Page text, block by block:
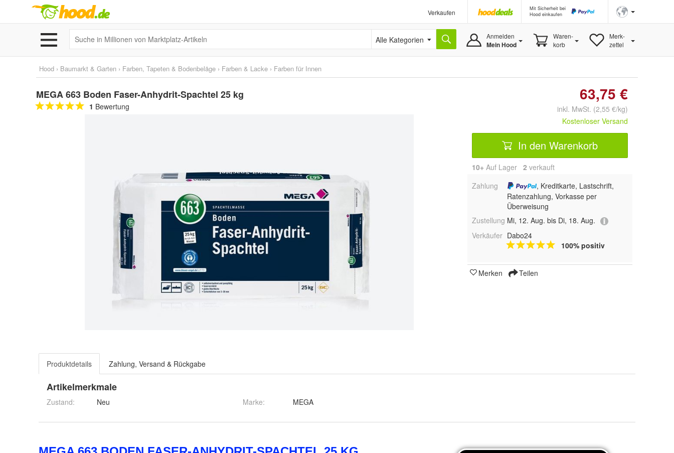
Verkaufen
Mit Sicherheit bei
Hood einkaufen
Alle Kategorien Anmelden
Mein Hood
Waren-
korb
Merk-
zettel
Hood › Baumarkt & Garten › Farben, Tapeten & Bodenbeläge › Farben & Lacke › Farben für Innen
MEGA 663 Boden Faser-Anhydrit-Spachtel 25 kg
1 Bewertung
63,75 €
inkl. MwSt. (2,55 €/kg)
Kostenloser Versand
In den Warenkorb
10+ Auf Lager 2 verkauft
Zahlung
, Kreditkarte, Lastschrift,
Ratenzahlung, Vorkasse per
Überweisung
Zustellung Mi, 12. Aug. bis Di, 18. Aug.
Verkäufer Dabo24
100% positiv
Merken Teilen
Produktdetails Zahlung, Versand & Rückgabe
Artikelmerkmale
Zustand: Neu Marke: MEGA